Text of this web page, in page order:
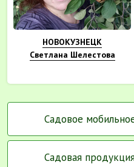
НОВОКУЗНЕЦК
Светлана Шелестова
Садовое
Садовая